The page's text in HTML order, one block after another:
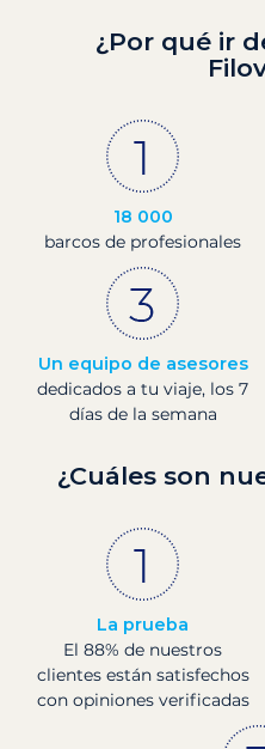
¿Por qué ir
18 000
barcos de profesionales
Un equipo de asesores
dedicados a tu viaje, los 7
días de la semana
¿Cuáles son
La prueba
El 88% de nuestros
clientes están satisfechos
con opiniones verificadas